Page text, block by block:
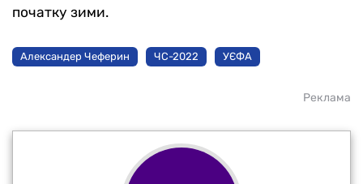
початку зими.
Александер Чеферин ЧС-2022 УЄФА
Реклама